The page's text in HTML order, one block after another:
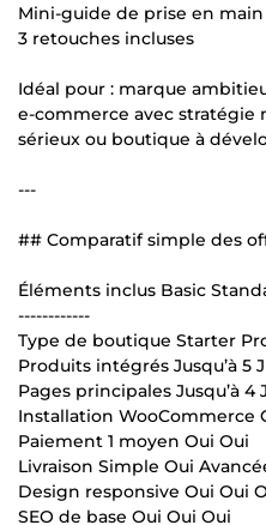
Mini-guide de prise en main
3 retouches incluses
Idéal pour : marque
e-commerce avec
sérieux ou boutique à
---
## Comparatif simple des
Éléments inclus Basic
------------
Type de boutique Starter
Produits intégrés Jusqu’à 5
Pages principales Jusqu’à 4
Installation WooCommerce
Paiement 1 moyen Oui Oui
Livraison Simple Oui
Design responsive Oui Oui
SEO de base Oui Oui Oui